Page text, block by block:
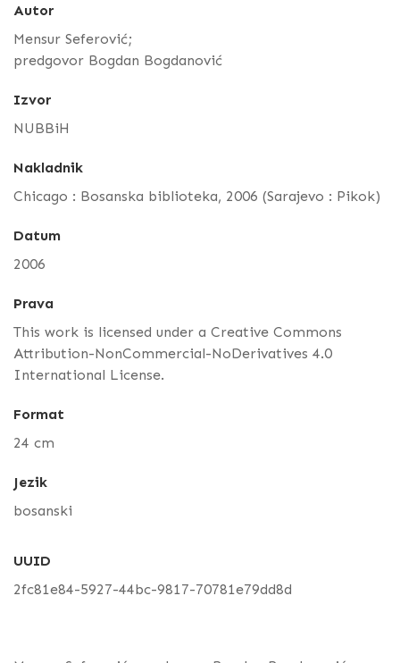
Autor
Mensur Seferović;
predgovor Bogdan Bogdanović
Izvor
NUBBiH
Nakladnik
Chicago : Bosanska biblioteka, 2006 (Sarajevo : Pikok)
Datum
2006
Prava
This work is licensed under a Creative Commons
Attribution-NonCommercial-NoDerivatives 4.0
International License.
Format
24 cm
Jezik
bosanski
UUID
2fc81e84-5927-44bc-9817-70781e79dd8d